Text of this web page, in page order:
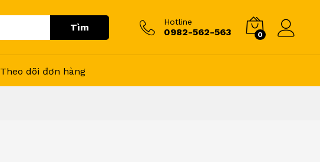
Tìm Hotline
0982-562-563 0
Theo dõi đơn hàng